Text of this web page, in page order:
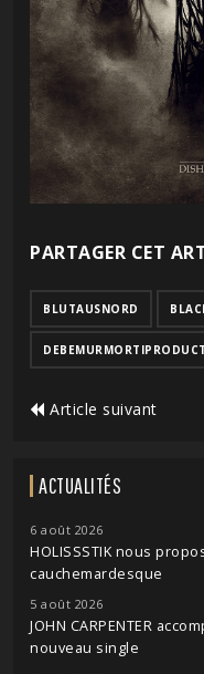
PARTAGER CET
BLUTAUSNORD
Article suivant
ACTUALITÉS
6 août 2026
HOLISSSTIK nous
cauchemardesque
5 août 2026
JOHN CARPENTER
nouveau single